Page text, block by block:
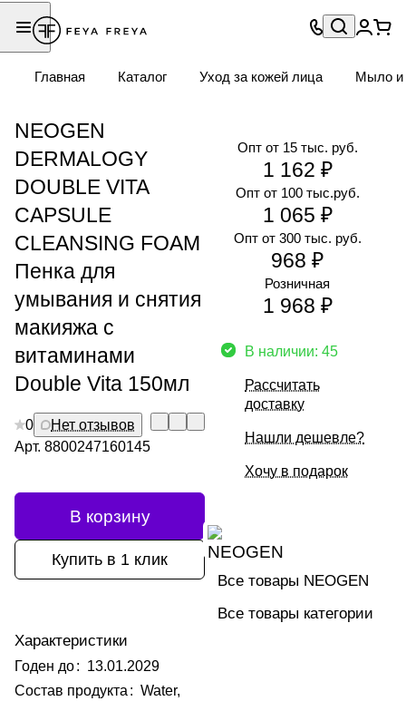
Главная Каталог Уход за кожей лица Мыло и
NEOGEN
DERMALOGY
DOUBLE VITA
CAPSULE
CLEANSING FOAM
Пенка для
умывания и снятия
макияжа с
витаминами
Double Vita 150мл
0
Нет отзывов
Арт. 8800247160145
В корзину
Купить в 1 клик
Характеристики
Годен до: 13.01.2029
Состав продукта : Water,
Опт от 300 тыс. руб.
968 ₽
Опт от 15 тыс. руб.
1 162 ₽
Опт от 100 тыс.руб.
1 065 ₽
Розничная
1 968 ₽
В наличии: 45
Рассчитать
доставку
Нашли дешевле?
Хочу в подарок
Все товары NEOGEN
Все товары категории